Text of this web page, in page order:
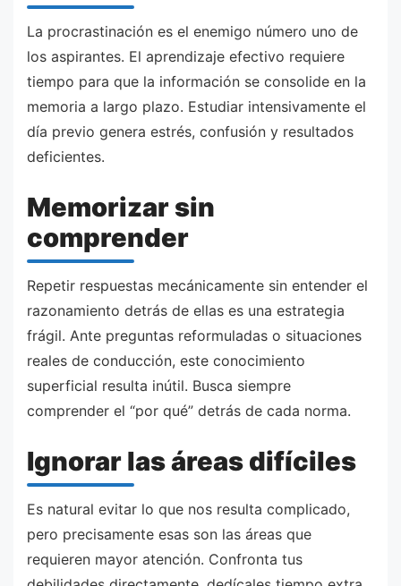
La procrastinación es el enemigo número uno de
los aspirantes. El aprendizaje efectivo requiere
tiempo para que la información se consolide en la
memoria a largo plazo. Estudiar intensivamente el
día previo genera estrés, confusión y resultados
deficientes.
Memorizar sin
comprender
Repetir respuestas mecánicamente sin entender el
razonamiento detrás de ellas es una estrategia
frágil. Ante preguntas reformuladas o situaciones
reales de conducción, este conocimiento
superficial resulta inútil. Busca siempre
comprender el “por qué” detrás de cada norma.
Ignorar las áreas difíciles
Es natural evitar lo que nos resulta complicado,
pero precisamente esas son las áreas que
requieren mayor atención. Confronta tus